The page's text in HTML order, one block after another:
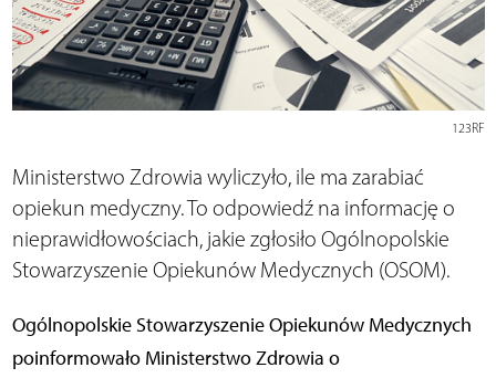
123RF
Ministerstwo Zdrowia wyliczyło, ile ma zarabiać
opiekun medyczny. To odpowiedź na informację o
nieprawidłowościach, jakie zgłosiło Ogólnopolskie
Stowarzyszenie Opiekunów Medycznych (OSOM).
Ogólnopolskie Stowarzyszenie Opiekunów Medycznych
poinformowało Ministerstwo Zdrowia o